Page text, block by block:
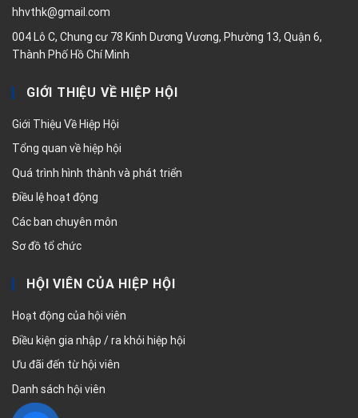
hhvthk@gmail.com
004 Lô C, Chung cư 78 Kinh Dương Vương, Phường 13, Quận 6,
Thành Phố Hồ Chí Minh
GIỚI THIỆU VỀ HIỆP HỘI
Giới Thiệu Về Hiệp Hội
Tổng quan về hiệp hội
Quá trình hình thành và phát triển
Điều lệ hoạt động
Các ban chuyên môn
Sơ đồ tổ chức
HỘI VIÊN CỦA HIỆP HỘI
Hoạt động của hội viên
Điều kiện gia nhập / ra khỏi hiệp hội
Ưu đãi đến từ hội viên
Danh sách hội viên